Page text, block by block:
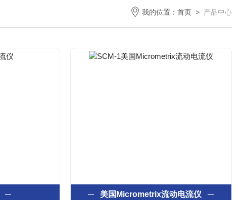
我的位置： 首页 > 产品中心
美国Micrometrix流动电流仪